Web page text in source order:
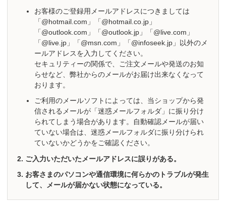
お客様のご登録用メールアドレスにつきましては
「@hotmail.com」「@hotmail.co.jp」
「@outlook.com」「@outlook.jp」「@live.com」
「@live.jp」「@msn.com」「@infoseek.jp」以外のメ
ールアドレスを入力してください。
セキュリティーの関係で、ご注文メールや発送のお知
らせなど、弊社からのメールがお届け出来なくなって
おります。
ご利用のメールソフトによっては、当ショップから発
信されるメールが「迷惑メールフォルダ」に振り分け
られてしまう場合があります。自動確認メールが届い
ていない場合は、迷惑メールフォルダに振り分けられ
ていないかどうかをご確認ください。
ご入力いただいたメールアドレスに誤りがある。
お客さまのパソコンや通信環境に何らかのトラブルが発生
して、メールが届かない状態になっている。